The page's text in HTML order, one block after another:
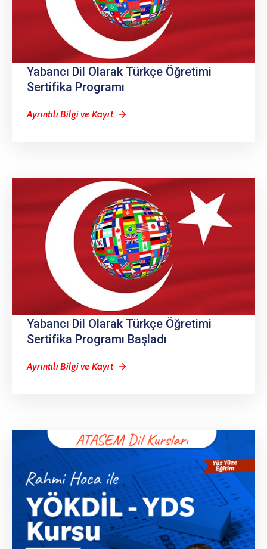
Yabancı Dil Olarak Türkçe Öğretimi
Sertifika Programı
Ayrıntılı Bilgi ve Kayıt
Yabancı Dil Olarak Türkçe Öğretimi
Sertifika Programı Başladı
Ayrıntılı Bilgi ve Kayıt